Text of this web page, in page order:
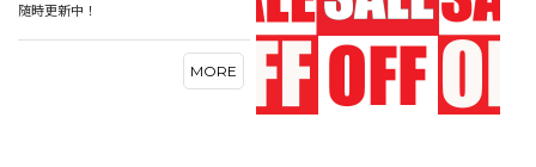
随時更新中！
MORE